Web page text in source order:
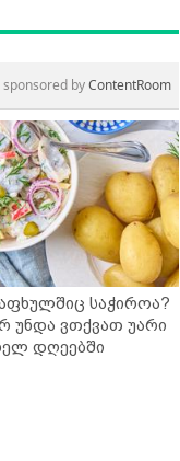
sponsored byContentRoom
საჭიროა?
უნდა ვთქვათ უარი
დღეებში